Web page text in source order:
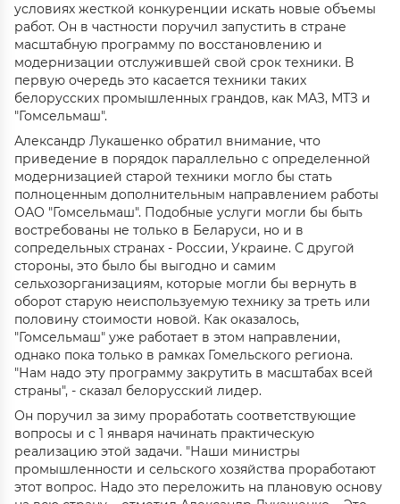
условиях жесткой конкуренции искать новые объемы
работ. Он в частности поручил запустить в стране
масштабную программу по восстановлению и
модернизации отслужившей свой срок техники. В
первую очередь это касается техники таких
белорусских промышленных грандов, как МАЗ, МТЗ и
"Гомсельмаш".
Александр Лукашенко обратил внимание, что
приведение в порядок параллельно с определенной
модернизацией старой техники могло бы стать
полноценным дополнительным направлением работы
ОАО "Гомсельмаш". Подобные услуги могли бы быть
востребованы не только в Беларуси, но и в
сопредельных странах - России, Украине. С другой
стороны, это было бы выгодно и самим
сельхозорганизациям, которые могли бы вернуть в
оборот старую неиспользуемую технику за треть или
половину стоимости новой. Как оказалось,
"Гомсельмаш" уже работает в этом направлении,
однако пока только в рамках Гомельского региона.
"Нам надо эту программу закрутить в масштабах всей
страны", - сказал белорусский лидер.
Он поручил за зиму проработать соответствующие
вопросы и с 1 января начинать практическую
реализацию этой задачи. "Наши министры
промышленности и сельского хозяйства проработают
этот вопрос. Надо это переложить на плановую основу